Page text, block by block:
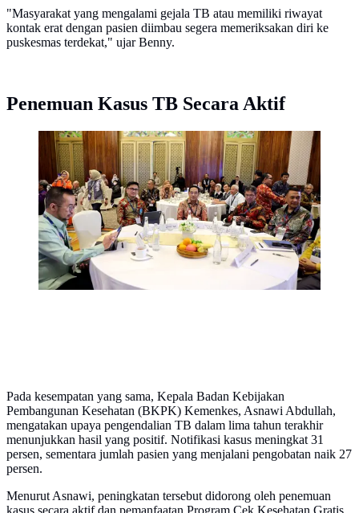
"Masyarakat yang mengalami gejala TB atau memiliki riwayat
kontak erat dengan pasien diimbau segera memeriksakan diri ke
puskesmas terdekat," ujar Benny.
Penemuan Kasus TB Secara Aktif
Wakil Menteri Kesehatan Republik Indonesia,
Benjamin Paulus Octavianus, mengatakan, Kemenkes
mengubah strategi TB dengan pelacakan kontak erat
demi memutus rantai penularan. (Foto: Biro
Komunikasi dan Informasi Publik Kemenkes /
Nusirwan)
Pada kesempatan yang sama, Kepala Badan Kebijakan
Pembangunan Kesehatan (BKPK) Kemenkes, Asnawi Abdullah,
mengatakan upaya pengendalian TB dalam lima tahun terakhir
menunjukkan hasil yang positif. Notifikasi kasus meningkat 31
persen, sementara jumlah pasien yang menjalani pengobatan naik 27
persen.
Menurut Asnawi, peningkatan tersebut didorong oleh penemuan
kasus secara aktif dan pemanfaatan Program Cek Kesehatan Gratis